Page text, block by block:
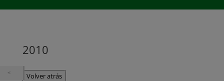
2010
Volver atrás